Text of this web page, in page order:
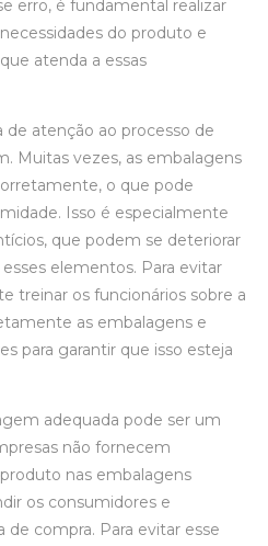
erro, é fundamental realizar
do produto e
atenda a essas
atenção ao processo de
Muitas vezes, as embalagens
o que pode
Isso é especialmente
que podem se deteriorar
elementos. Para evitar
treinar os funcionários sobre a
as embalagens e
para garantir que isso esteja
adequada pode ser um
não fornecem
nas embalagens
os consumidores e
compra. Para evitar esse